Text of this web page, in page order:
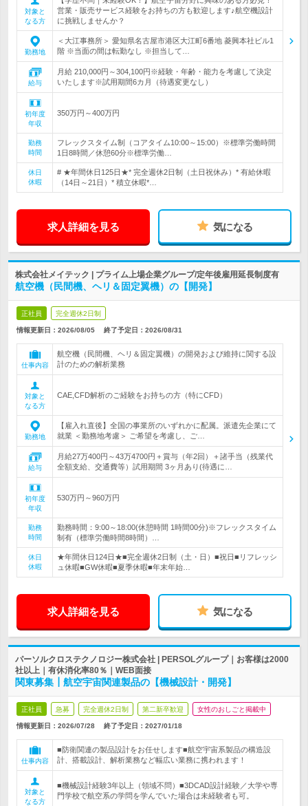
対象と
なる方
営業・販売サービス経験をお持ちの方も歓迎します♪航空機設計
に挑戦しませんか？
勤務地
＜大江事務所＞ 愛知県名古屋市港区大江町6番地 菱興本社ビル1
階 ※当面の間は転勤なし ※担当して…
給与
月給 210,000円～304,100円※経験・年齢・能力を考慮して決定
いたします※試用期間6カ月（待遇変更なし）
初年度
年収
350万円～400万円
勤務
時間
フレックスタイム制（コアタイム10:00～15:00）※標準労働時間
1日8時間／休憩60分※標準労働…
休日
休暇
# ★年間休日125日★* 完全週休2日制（土日祝休み）* 有給休暇
（14日～21日）* 積立休暇*…
求人詳細を見る 気になる
株式会社メイテック | プライム上場企業グループ/定年後雇用延長制度有
航空機（民間機、ヘリ＆固定翼機）の【開発】
正社員 完全週休2日制
情報更新日：2026/08/05 終了予定日： 2026/08/31
仕事内容
航空機（民間機、ヘリ＆固定翼機）の開発および維持に関する設
計のための解析業務
対象と
なる方
CAE,CFD解析のご経験をお持ちの方（特にCFD）
勤務地
【雇入れ直後】全国の事業所のいずれかに配属。派遣先企業にて
就業 ＜勤務地考慮＞ ご希望を考慮し、ご…
給与
月給27万400円～43万4700円＋賞与（年2回）＋諸手当（残業代
全額支給、交通費等）試用期間 3ヶ月あり(待遇に…
初年度
年収
530万円～960万円
勤務
時間
勤務時間：9:00～18:00(休憩時間 1時間00分)※フレックスタイム
制有（標準労働時間8時間）…
休日
休暇
★年間休日124日★■完全週休2日制（土・日）■祝日■リフレッシ
ュ休暇■GW休暇■夏季休暇■年末年始…
求人詳細を見る 気になる
パーソルクロステクノロジー株式会社 | PERSOLグループ｜お客様は2000
社以上｜有休消化率80％｜WEB面接
関東募集┃航空宇宙関連製品の【機械設計・開発】
正社員 急募 完全週休2日制 第二新卒歓迎 女性のおしごと掲載中
情報更新日：2026/07/28 終了予定日： 2027/01/18
仕事内容
■防衛関連の製品設計をお任せします■航空宇宙系製品の構造設
計、搭載設計、解析業務など幅広い業務に携われます！
対象と
なる方
■機械設計経験3年以上（領域不問）■3DCAD設計経験／大学や専
門学校で航空系の学問を学んでいた場合は未経験者も可。